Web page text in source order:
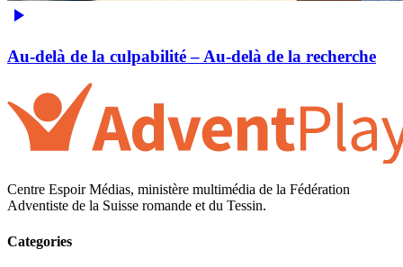
Au-delà de la culpabilité – Au-delà de la recherche
Centre Espoir Médias, ministère multimédia de la Fédération
Adventiste de la Suisse romande et du Tessin.
Categories